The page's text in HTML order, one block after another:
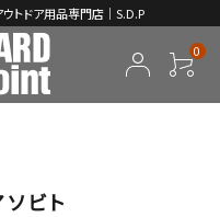
トドア用品専門店｜S.D.P
0
ビト